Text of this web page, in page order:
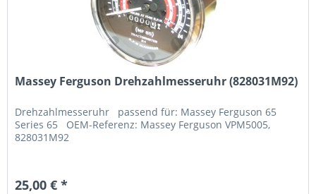
Massey Ferguson Drehzahlmesseruhr (828031M92)
Drehzahlmesseruhr passend für: Massey Ferguson 65
Series 65 OEM-Referenz: Massey Ferguson VPM5005,
828031M92
25,00 € *